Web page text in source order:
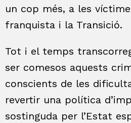
un cop més, a les
franquista i la Transició.
Tot i el temps
ser comesos aquests
conscients de les
revertir una política
sostinguda per l’Estat